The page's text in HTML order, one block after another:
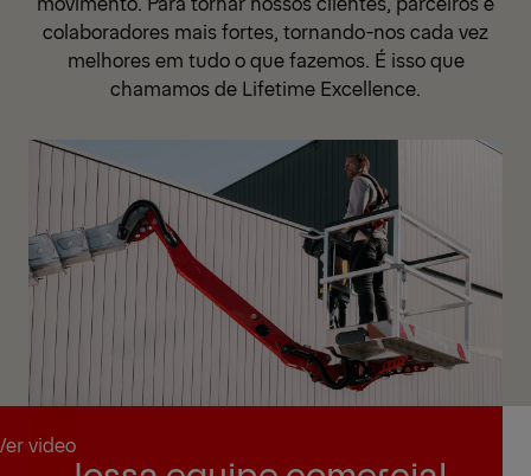
colaboradores mais fortes, tornando-nos cada vez
melhores em tudo o que fazemos. É isso que
chamamos de Lifetime Excellence.
video